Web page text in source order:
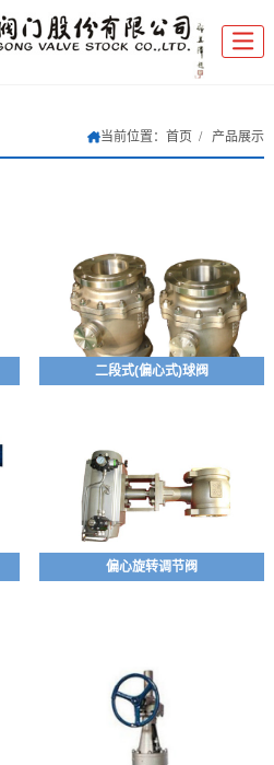
当前位置： 首页 产品展示
二段式(偏心式)球阀
偏心旋转调节阀